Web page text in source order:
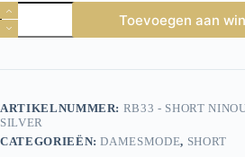
Lofty
Manner
Short
RB33
aantal
Toevoegen aan
ARTIKELNUMMER: RB33 - SHORT
SILVER
CATEGORIEËN:DAMESMODE, SHORT